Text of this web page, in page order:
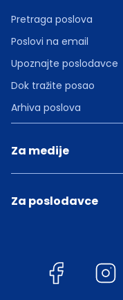
Pretraga poslova
Poslovi na email
Upoznajte poslodavce
Dok tražite posao
Arhiva poslova
Za medije
Za poslodavce